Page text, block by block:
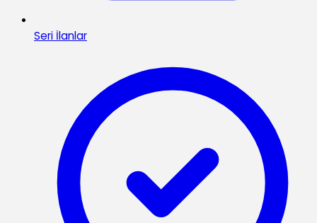
Seri İlanlar